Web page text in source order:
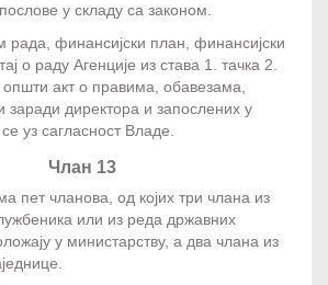
у складу са законом.
финансијски план, финансијски
о раду Агенције из става 1. тачка 2.
општи акт о правима, обавезама,
заради директора и запослених у
уз сагласност Владе.
Члан 13
пет чланова, од којих три члана из
или из реда државних
у министарству, а два члана из